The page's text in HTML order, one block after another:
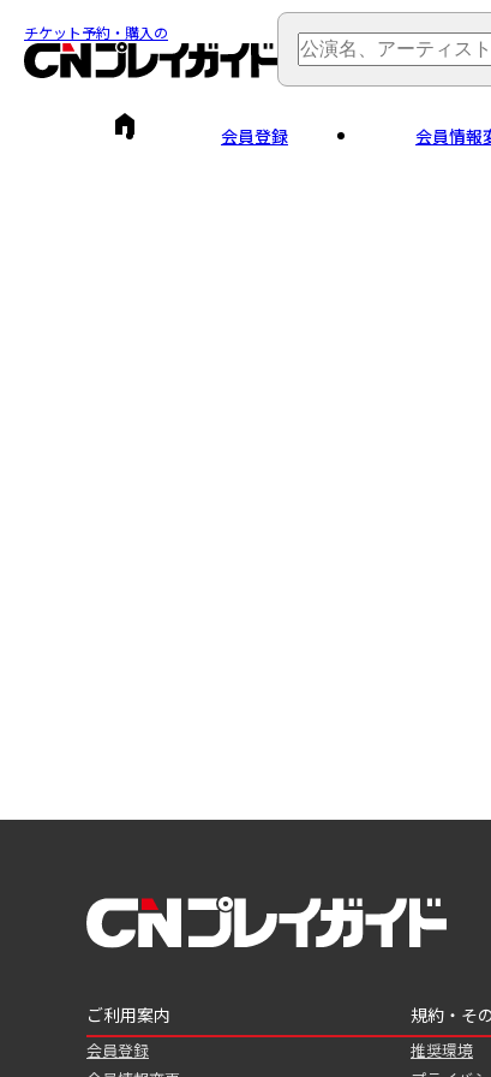
チケット予約・購入の
会員登録 会員情報
ご利用案内
会員登録
規約・そ
推奨環境